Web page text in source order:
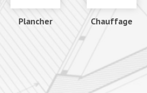
Plancher Chauffage